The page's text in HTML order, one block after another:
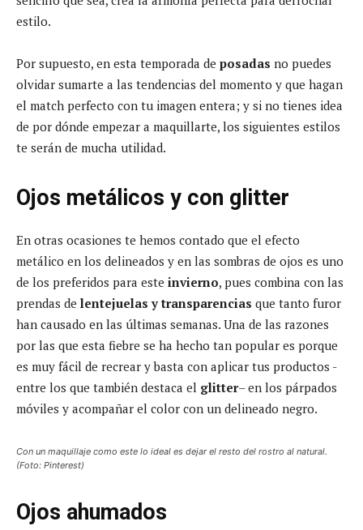
estilo.
Por supuesto, en esta temporada de posadas no puedes
olvidar sumarte a las tendencias del momento y que hagan
el match perfecto con tu imagen entera; y si no tienes idea
de por dónde empezar a maquillarte, los siguientes estilos
te serán de mucha utilidad.
Ojos metálicos y con glitter
En otras ocasiones te hemos contado que el efecto
metálico en los delineados y en las sombras de ojos es uno
de los preferidos para este invierno, pues combina con las
prendas de lentejuelas y transparencias que tanto furor
han causado en las últimas semanas. Una de las razones
por las que esta fiebre se ha hecho tan popular es porque
es muy fácil de recrear y basta con aplicar tus productos -
entre los que también destaca el glitter– en los párpados
móviles y acompañar el color con un delineado negro.
Con un maquillaje como este lo ideal es dejar el resto del rostro al natural.
(Foto: Pinterest)
Ojos ahumados